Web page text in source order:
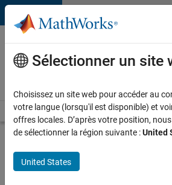
Passer au contenu
Votre
carrière
chez
Accueil Explorer nos opportunités
d’autres
offres
Sélectionner un site
Choisissez un site web pour accéder au
votre langue (lorsqu'il est disponible) et
offres locales. D’après votre position,
de sélectionner la région suivante :United
United States